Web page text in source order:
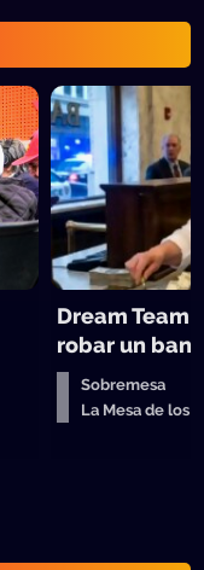
Dream Team
robar un
Sobremesa
La Mesa de